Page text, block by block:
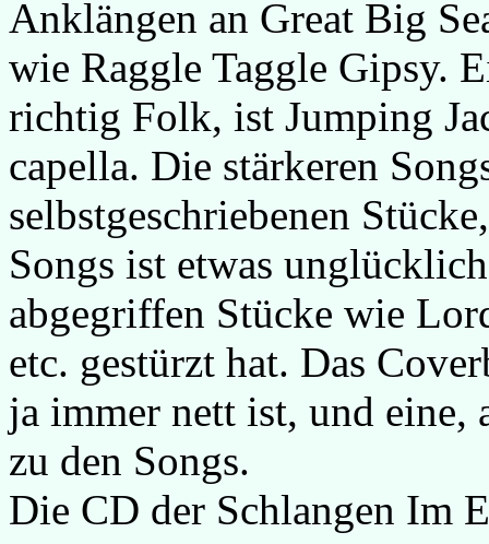
Anklängen an Great Big
wie Raggle Taggle Gipsy.
richtig Folk, ist Jumping
capella. Die stärkeren
selbstgeschriebenen
Songs ist etwas
abgegriffen Stücke wie
etc. gestürzt hat. Das
ja immer nett ist, und
zu den Songs.
Die CD der Schlangen Im